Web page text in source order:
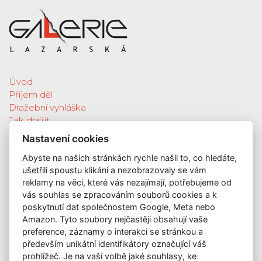
Úvod
Příjem děl
Dražební vyhláška
Jak dražit
Galerie
Katalog vydražených děl
O nás
GDPR
Kontakt
KONTAKT
GALERIE LAZARSKÁ
Lazarská 7
110 00 Praha 1
Nastavení cookies
Abyste na našich stránkách rychle našli to, co hledáte,
ušetřili spoustu klikání a nezobrazovaly se vám
reklamy na věci, které vás nezajímají, potřebujeme od
vás souhlas se zpracováním souborů cookies a k
poskytnutí dat společnostem Google, Meta nebo
Amazon. Tyto soubory nejčastěji obsahují vaše
preference, záznamy o interakci se stránkou a
především unikátní identifikátory označující váš
prohlížeč. Je na vaší volbě jaké souhlasy, ke